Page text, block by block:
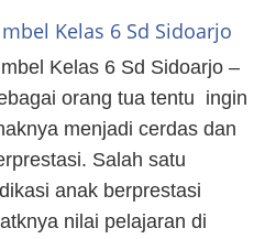
Kelas 6 Sd Sidoarjo
Kelas 6 Sd Sidoarjo –
orang tua tentu ingin
menjadi cerdas dan
Salah satu
anak berprestasi
nilai pelajaran di